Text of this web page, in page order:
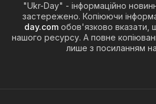
"Ukr-Day" - інформаційно
застережено. Копіюючи
day.com обов'язково вказати,
нашого ресурсу. А повне
лише з посиланням